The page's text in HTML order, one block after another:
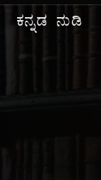
ಕನ್ನಡ ನುಡಿ